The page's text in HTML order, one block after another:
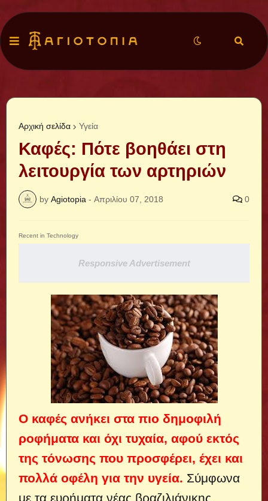
Αρχική σελίδα Υγεία
Καφές: Πότε βοηθάει στη
λειτουργία των αρτηριών
by Agiotopia - Απριλίου 07, 2018 0
Recent in Technology
Responsive Advertisement
Ο καφές ανήκει στα πιο δημοφιλή
ροφήματα και όχι τυχαία, αφού εκτός
της τόνωσης που προσφέρει, έχει και
πολλά οφέλη για την υγεία. Σύμφωνα
με τα ευρήματα νέας βραζιλιάνικης